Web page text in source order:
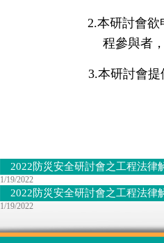
2.本研討會欲
程參與者
3.本研討會
2022防災安全研討會之工程法律
1/19/2022
2022防災安全研討會之工程法律
1/19/2022